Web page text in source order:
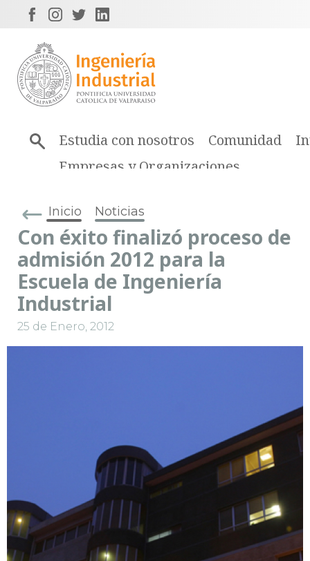
Estudia con nosotros Comunidad
Empresas y Organizaciones
Inicio Noticias
Con éxito finalizó proceso de
admisión 2012 para la
Escuela de Ingeniería
Industrial
25 de Enero, 2012